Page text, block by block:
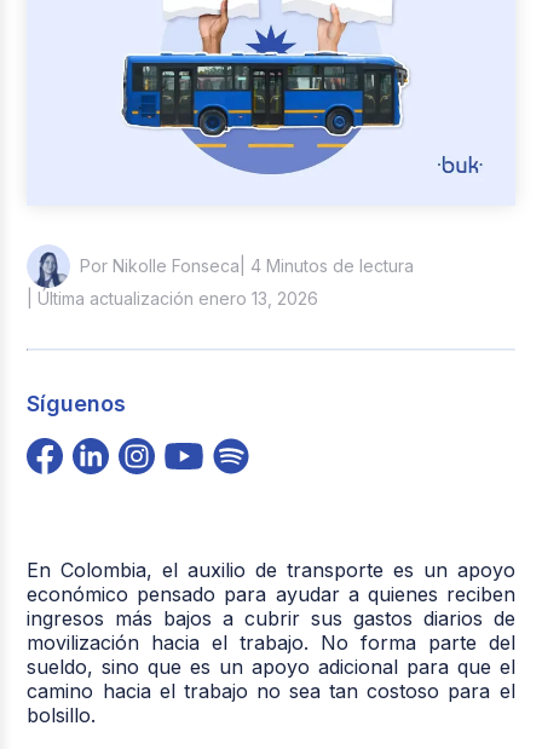
Por Nikolle Fonseca | 4 Minutos de lectura
| Última actualización enero 13, 2026
Síguenos
En Colombia, el auxilio de transporte es un apoyo
económico pensado para ayudar a quienes reciben
ingresos más bajos a cubrir sus gastos diarios de
movilización hacia el trabajo. No forma parte del
sueldo, sino que es un apoyo adicional para que el
camino hacia el trabajo no sea tan costoso para el
bolsillo.